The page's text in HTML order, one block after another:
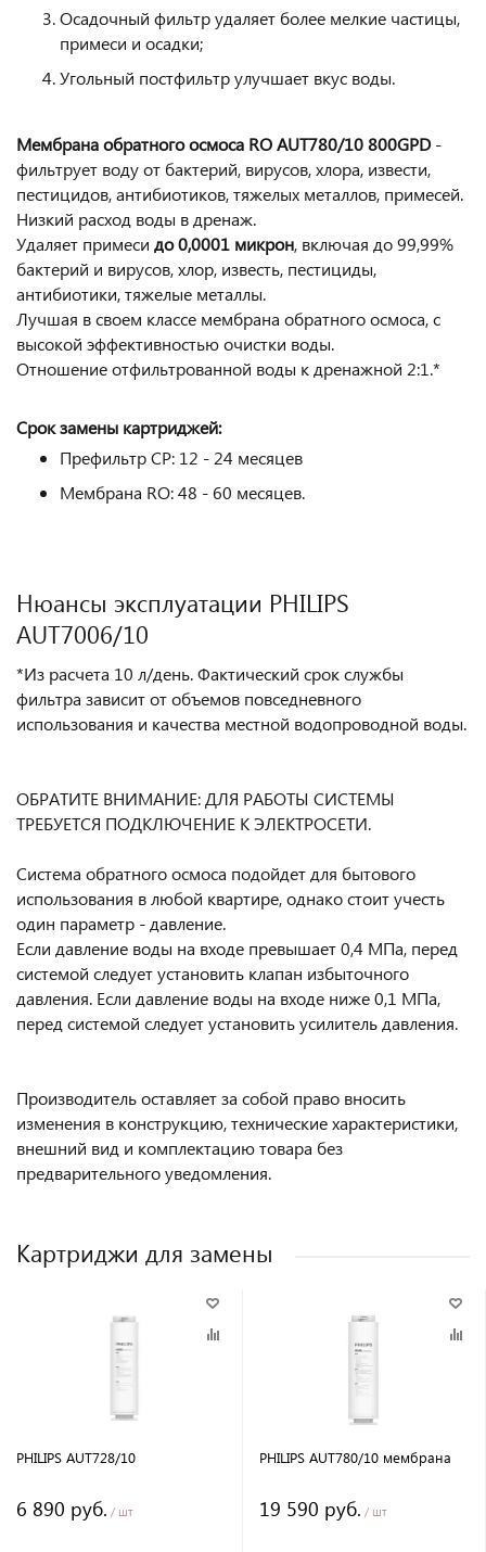
Осадочный фильтр удаляет более мелкие частицы,
примеси и осадки;
Угольный постфильтр улучшает вкус воды.
Мембрана обратного осмоса RO AUT780/10 800GPD -
фильтрует воду от бактерий, вирусов, хлора, извести,
пестицидов, антибиотиков, тяжелых металлов, примесей.
Низкий расход воды в дренаж.
Удаляет примеси до 0,0001 микрон, включая до 99,99%
бактерий и вирусов, хлор, известь, пестициды,
антибиотики, тяжелые металлы.
Лучшая в своем классе мембрана обратного осмоса, с
высокой эффективностью очистки воды.
Отношение отфильтрованной воды к дренажной 2:1.*
Срок замены картриджей:
Префильтр CP: 12 - 24 месяцев
Мембрана RO: 48 - 60 месяцев.
Нюансы эксплуатации PHILIPS
AUT7006/10
*Из расчета 10 л/день. Фактический срок службы
фильтра зависит от объемов повседневного
использования и качества местной водопроводной воды.
ОБРАТИТЕ ВНИМАНИЕ: ДЛЯ РАБОТЫ СИСТЕМЫ
ТРЕБУЕТСЯ ПОДКЛЮЧЕНИЕ К ЭЛЕКТРОСЕТИ.
Система обратного осмоса подойдет для бытового
использования в любой квартире, однако стоит учесть
один параметр - давление.
Если давление воды на входе превышает 0,4 МПа, перед
системой следует установить клапан избыточного
давления. Если давление воды на входе ниже 0,1 МПа,
перед системой следует установить усилитель давления.
Производитель оставляет за собой право вносить
изменения в конструкцию, технические характеристики,
внешний вид и комплектацию товара без
предварительного уведомления.
Картриджи для замены
PHILIPS AUT728/10
6 890 руб. / шт
PHILIPS AUT780/10 мембрана
19 590 руб. / шт